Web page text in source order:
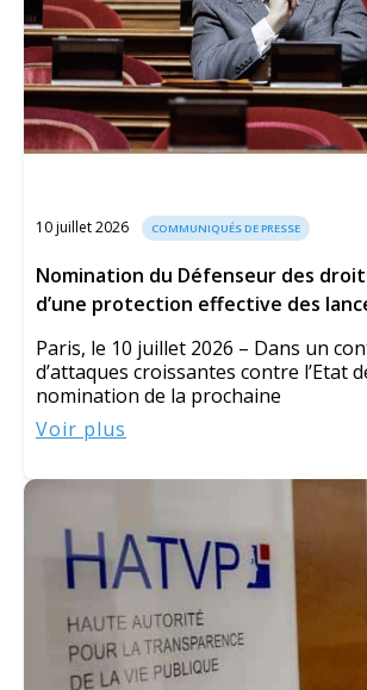
10 juillet 2026 COMMUNIQUÉS DE PRESSE
Nomination du Défenseur des
d’une protection effective des
Paris, le 10 juillet 2026 – Dans un
d’attaques croissantes contre l’Etat
nomination de la prochaine
Voir plus